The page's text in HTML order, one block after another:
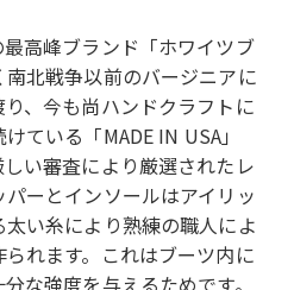
高峰ブランド「ホワイツブ
北戦争以前のバージニアに
、今も尚ハンドクラフトに
ている「MADE IN USA」
い審査により厳選されたレ
ーとインソールはアイリッ
い糸により熟練の職人によ
れます。これはブーツ内に
な強度を与えるためです。